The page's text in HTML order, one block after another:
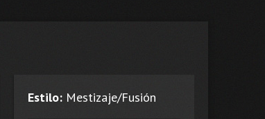
Estilo: Mestizaje/Fusión